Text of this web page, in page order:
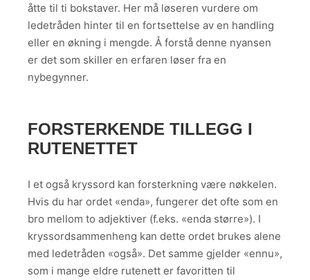
åtte til ti bokstaver. Her må løseren vurdere om
ledetråden hinter til en fortsettelse av en handling
eller en økning i mengde. Å forstå denne nyansen
er det som skiller en erfaren løser fra en
nybegynner.
FORSTERKENDE TILLEGG I
RUTENETTET
I et også kryssord kan forsterkning være nøkkelen.
Hvis du har ordet «enda», fungerer det ofte som en
bro mellom to adjektiver (f.eks. «enda større»). I
kryssordsammenheng kan dette ordet brukes alene
med ledetråden «også». Det samme gjelder «ennu»,
som i mange eldre rutenett er favoritten til